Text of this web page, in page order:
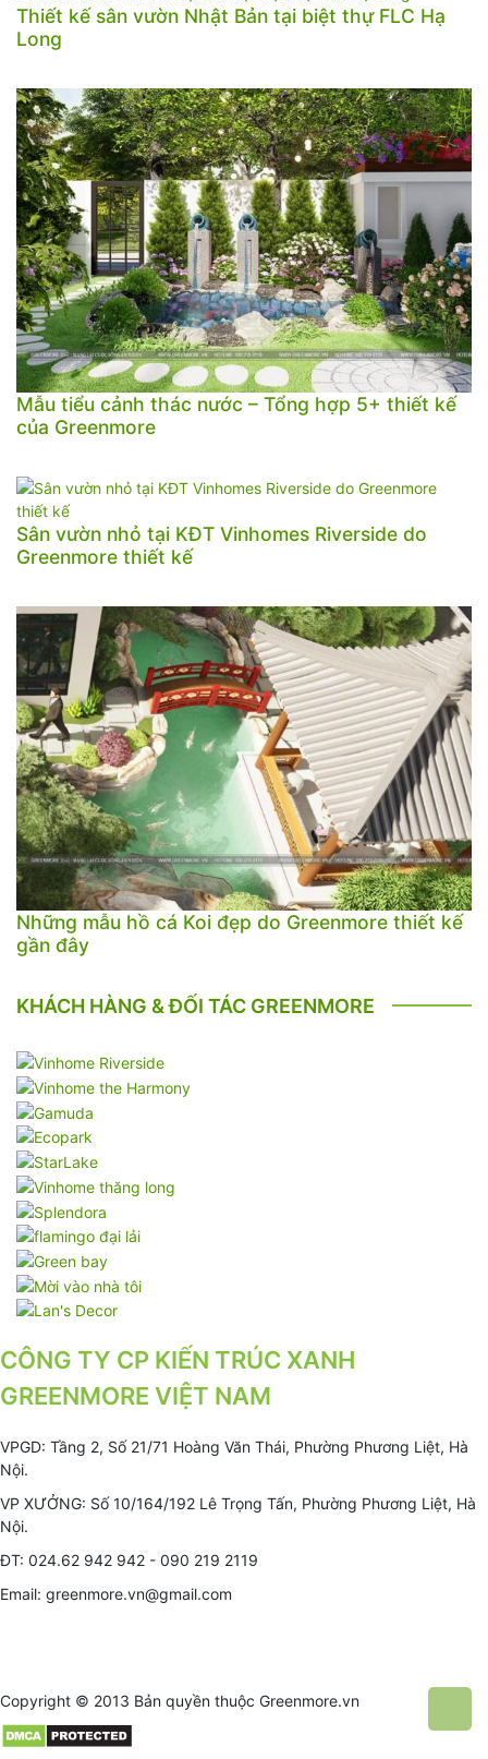
Thiết kế sân vườn Nhật Bản tại biệt thự FLC Hạ
Long
Mẫu tiểu cảnh thác nước – Tổng hợp 5+ thiết kế
của Greenmore
Sân vườn nhỏ tại KĐT Vinhomes Riverside do
Greenmore thiết kế
Những mẫu hồ cá Koi đẹp do Greenmore thiết kế
gần đây
KHÁCH HÀNG & ĐỐI TÁC GREENMORE
CÔNG TY CP KIẾN TRÚC XANH
GREENMORE VIỆT NAM
VPGD: Tầng 2, Số 21/71 Hoàng Văn Thái, Phường Phương Liệt, Hà
Nội.
VP XƯỞNG: Số 10/164/192 Lê Trọng Tấn, Phường Phương Liệt, Hà
Nội.
ĐT: 024.62 942 942 - 090 219 2119
Email: greenmore.vn@gmail.com
Copyright © 2013 Bản quyền thuộc Greenmore.vn